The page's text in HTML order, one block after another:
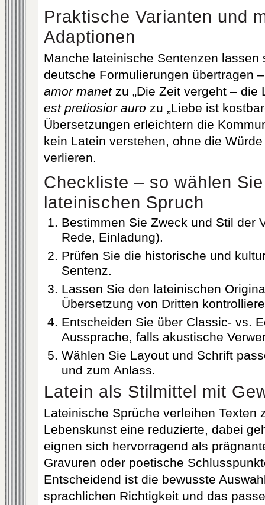
Praktische Varianten und
Adaptionen
Manche lateinische Sentenzen lassen
deutsche Formulierungen übertragen
amor manetzu „Die Zeit vergeht – die
est pretiosior auro zu „Liebe ist
Übersetzungen erleichtern die
kein Latein verstehen, ohne die
verlieren.
Checkliste – so wählen
lateinischen Spruch
Bestimmen Sie Zweck und Stil der
Rede, Einladung).
Prüfen Sie die historische und
Sentenz.
Lassen Sie den lateinischen
Übersetzung von Dritten
Entscheiden Sie über Classic- vs.
Aussprache, falls akustische
Wählen Sie Layout und Schrift
und zum Anlass.
Latein als Stilmittel mit
Lateinische Sprüche verleihen Texten
Lebenskunst eine reduzierte, dabei
eignen sich hervorragend als
Gravuren oder poetische
Entscheidend ist die bewusste
sprachlichen Richtigkeit und das